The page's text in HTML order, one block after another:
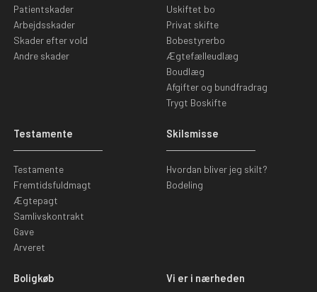
Patientskader
Arbejdsskader
Skader efter vold
Andre skader
Uskiftet bo
Privat skifte
Bobestyrerbo
Ægtefælleudlæg
Boudlæg
Afgifter og bundfradrag
Trygt Boskifte
Testamente
Testamente
Fremtidsfuldmagt
Ægtepagt
Samlivskontrakt
Gave
Arveret
Skilsmisse
Hvordan bliver jeg skilt?
Bodeling
Boligkøb Vi er i nærheden